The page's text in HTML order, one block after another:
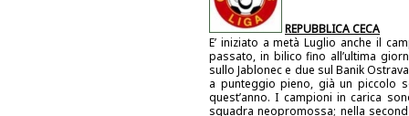
REPUBBLICA CECA
E’ iniziato a metà Luglio anche il
passato, in bilico fino all’ultima
sullo Jablonec e due sul Banik
a punteggio pieno, già un piccolo
quest’anno. I campioni in carica
squadra neopromossa; nella